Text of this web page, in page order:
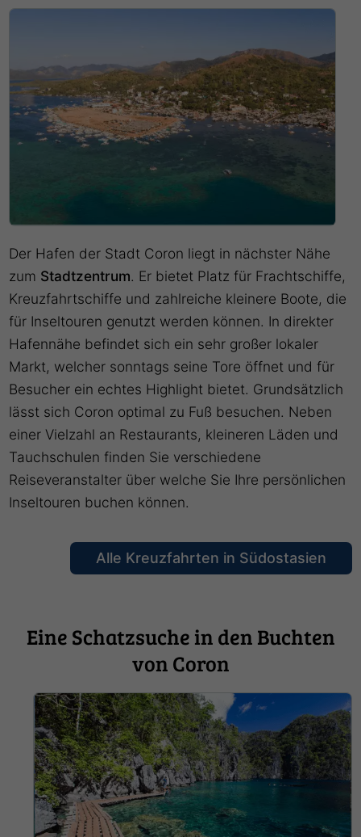
Der Hafen der Stadt Coron liegt in nächster Nähe
zum Stadtzentrum. Er bietet Platz für Frachtschiffe,
Kreuzfahrtschiffe und zahlreiche kleinere Boote, die
für Inseltouren genutzt werden können. In direkter
Hafennähe befindet sich ein sehr großer lokaler
Markt, welcher sonntags seine Tore öffnet und für
Besucher ein echtes Highlight bietet. Grundsätzlich
lässt sich Coron optimal zu Fuß besuchen. Neben
einer Vielzahl an Restaurants, kleineren Läden und
Tauchschulen finden Sie verschiedene
Reiseveranstalter über welche Sie Ihre persönlichen
Inseltouren buchen können.
Alle Kreuzfahrten in Südostasien
Eine Schatzsuche in den Buchten
von Coron